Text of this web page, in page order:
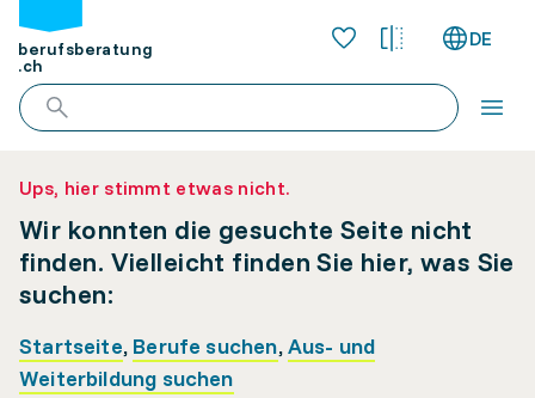
berufsberatung
.ch
DE
Ups, hier stimmt etwas nicht.
Wir konnten die gesuchte Seite nicht
finden. Vielleicht finden Sie hier, was Sie
suchen:
Startseite, Berufe suchen,Aus- und
Weiterbildung suchen